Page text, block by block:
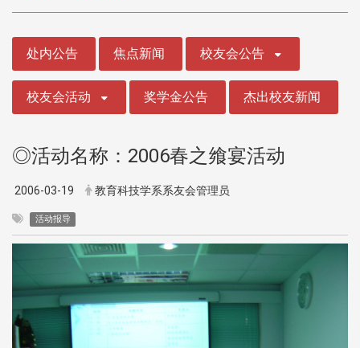
处内公告 焦点新闻 校友会公告
校友会活动 奖学金公告 杰出校友新闻
◎活动名称：2006春之飨宴活动
2006-03-19 教育科技学系系友会管理员
活动报导